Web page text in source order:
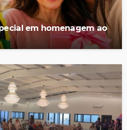
em homenagem ao